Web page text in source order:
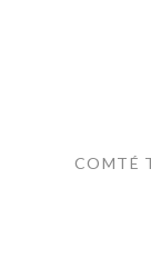
COMTÉ